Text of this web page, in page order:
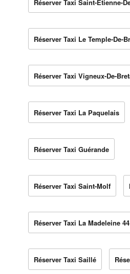
Réserver Taxi Saint-Étienne-
Réserver Taxi Le Temple-De-
Réserver Taxi Vigneux-De-
Réserver Taxi La Paquelais
Réserver Taxi Guérande
Réserver Taxi Saint-Molf
Réserver Taxi La Madeleine 44
Réserver Taxi Saillé